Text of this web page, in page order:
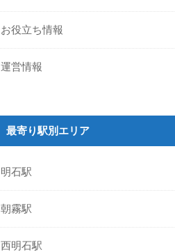
お役立ち情報
運営情報
最寄り駅別エリア
明石駅
朝霧駅
西明石駅